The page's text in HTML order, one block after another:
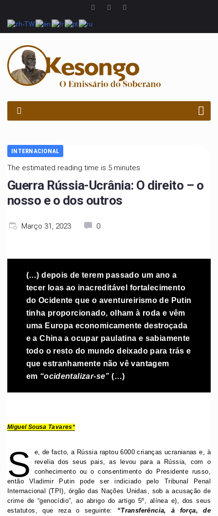
INTERNACIONAL
The estimated reading time is 5 minutes
Guerra Rússia-Ucrânia: O direito – o
nosso e o dos outros
Março 31, 2023 0
(…) depois de terem passado um ano a
tecer loas ao inacreditável fortalecimento
do Ocidente que o aventureirismo de Putin
tinha proporcionado, olham à roda e vêm
uma Europa economicamente destroçada
e a China a ocupar paulatina e sabiamente
todo o resto do mundo deixado para trás e
que estranhamente não vê vantagem
em “ocidentalizar-se”(…)
Miguel Sousa Tavares*
S
e, de facto, a Rússia raptou 6000 crianças ucranianas e, à
revelia dos seus pais, as levou para a Rússia, com o
conhecimento ou o consentimento do Presidente russo,
então Vladimir Putin pode ser indiciado pelo Tribunal Penal
Internacional (TPI), órgão das Nações Unidas, sob a acusação de
crime de “genocídio”, ao abrigo do artigo 5º, alínea e), dos seus
estatutos, que reza o seguinte: “Transferência, à força, de
PROCURAR